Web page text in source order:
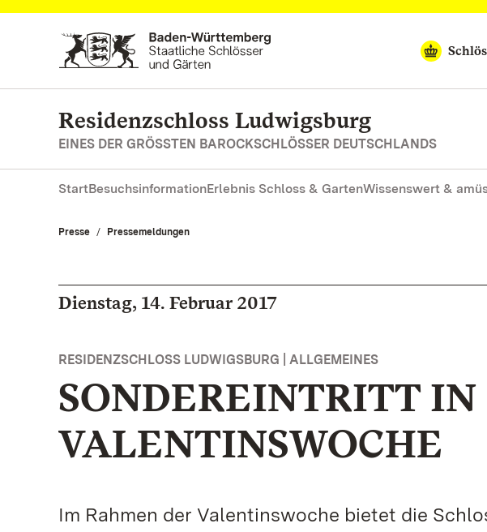
Zum Hauptinhalt springen
Residenzschloss Ludwigsburg
EINES DER GRÖSSTEN BAROCKSCHLÖSSER DEUTSCHLANDS
StartBesuchsinformationErlebnis Schloss & GartenWissenswert &
Presse Pressemeldungen
Dienstag, 14. Februar 2017
RESIDENZSCHLOSS LUDWIGSBURG | ALLGEMEINES
SONDEREINTRITT IN
VALENTINSWOCHE
Im Rahmen der Valentinswoche bietet die